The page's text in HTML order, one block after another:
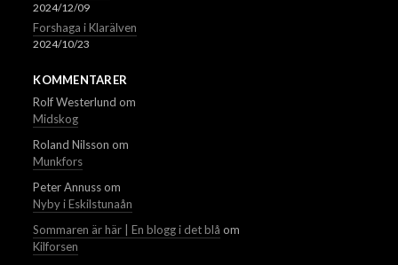
2024/12/09
Forshaga i Klarälven
2024/10/23
KOMMENTARER
Rolf Westerlund om
Midskog
Roland Nilsson om
Munkfors
Peter Annussom
Nyby i Eskilstunaån
Sommaren är här | En blogg i det blå om
Kilforsen